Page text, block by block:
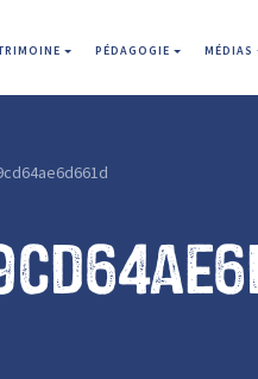
PÉDAGOGIE MÉDIAS